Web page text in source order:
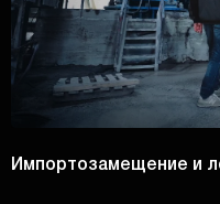
Импортозамещение и